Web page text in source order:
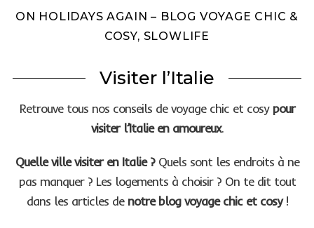
ON HOLIDAYS AGAIN – BLOG VOYAGE CHIC &
COSY, SLOWLIFE
Visiter l’Italie
Retrouve tous nos conseils de voyage chic et cosy pour
visiter l’Italie en amoureux.
Quelle ville visiter en Italie ?Quels sont les endroits à ne
pas manquer ? Les logements à choisir ? On te dit tout
dans les articles de notre blog voyage chic et cosy!